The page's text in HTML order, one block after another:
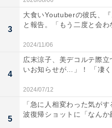
3
大食いYoutuberの彼氏、『
と報告。「もう二度と会
2024/11/06
4
広末涼子、美デコルテ際立
いお知らせが…」！ 「凄
2024/07/12
5
「急に人相変わった気が
波復帰ショットに「なん